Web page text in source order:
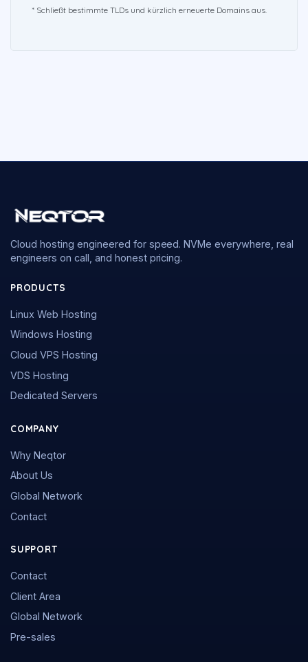
* Schließt bestimmte TLDs und kürzlich erneuerte Domains aus.
Cloud hosting engineered for speed. NVMe everywhere, real
engineers on call, and honest pricing.
PRODUCTS
Linux Web Hosting
Windows Hosting
Cloud VPS Hosting
VDS Hosting
Dedicated Servers
COMPANY
Why Neqtor
About Us
Global Network
Contact
SUPPORT
Contact
Client Area
Global Network
Pre-sales